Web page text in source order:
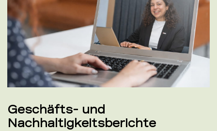
Geschäfts- und
Nachhaltigkeitsberichte